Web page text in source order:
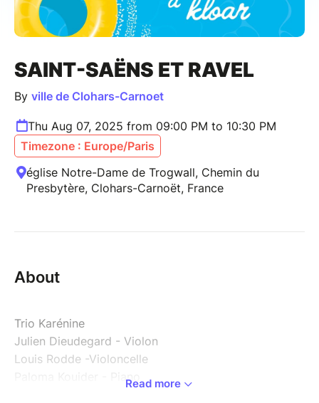
SAINT-SAËNS ET RAVEL
By ville de Clohars-Carnoet
Thu Aug 07, 2025 from 09:00 PM to 10:30 PM
Timezone : Europe/Paris
église Notre-Dame de Trogwall, Chemin du
Presbytère, Clohars-Carnoët, France
About
Trio Karénine
Julien Dieudegard - Violon
Louis Rodde -Violoncelle
Paloma Kouider - PianoRead more